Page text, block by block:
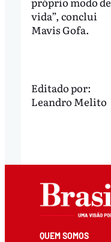
vida”, conclui
Mavis Gofa.
Editado por:
Leandro Melito
QUEM SOMOS